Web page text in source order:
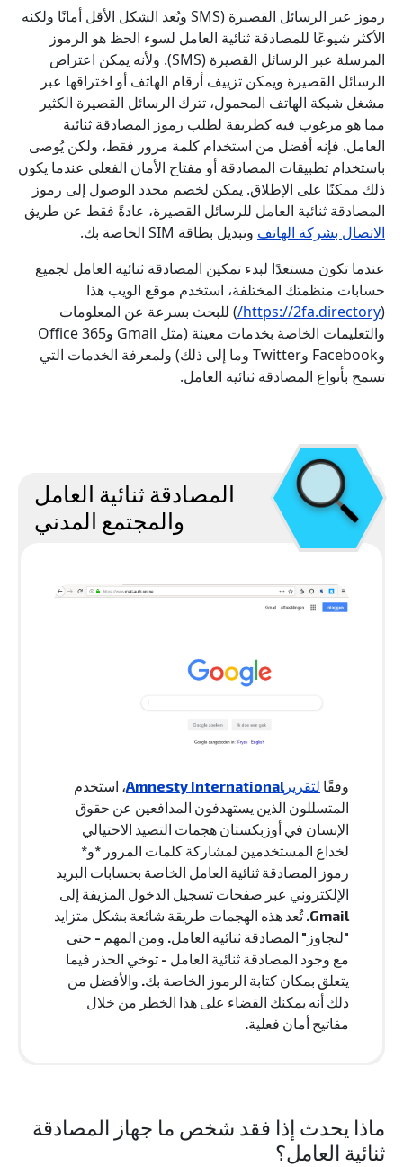
رموز عبر الرسائل القصيرة (SMS ويُعد الشكل الأقل أمانًا ولكنه
الأكثر شيوعًا للمصادقة ثنائية العامل لسوء الحظ هو الرموز
المرسلة عبر الرسائل القصيرة (SMS). ولأنه يمكن اعتراض
الرسائل القصيرة ويمكن تزييف أرقام الهاتف أو اختراقها عبر
مشغل شبكة الهاتف المحمول، تترك الرسائل القصيرة الكثير
مما هو مرغوب فيه كطريقة لطلب رموز المصادقة ثنائية
العامل. فإنه أفضل من استخدام كلمة مرور فقط، ولكن يُوصى
باستخدام تطبيقات المصادقة أو مفتاح الأمان الفعلي عندما يكون
ذلك ممكنًا على الإطلاق. يمكن لخصم محدد الوصول إلى رموز
المصادقة ثنائية العامل للرسائل القصيرة، عادةً فقط عن طريق
الاتصال بشركة الهاتف وتبديل بطاقة SIM الخاصة بك.
عندما تكون مستعدًا لبدء تمكين المصادقة ثنائية العامل لجميع
حسابات منظمتك المختلفة، استخدم موقع الويب هذا
(
https://2fa.directory/ ) للبحث بسرعة عن المعلومات
والتعليمات الخاصة بخدمات معينة (مثل Gmail وOffice 365
وFacebook وTwitter وما إلى ذلك) ولمعرفة الخدمات التي
تسمح بأنواع المصادقة ثنائية العامل.
المصادقة ثنائية العامل
والمجتمع المدني
وفقًا لتقريرAmnesty International
، استخدم
المتسللون الذين يستهدفون المدافعين عن حقوق
الإنسان في أوزبكستان هجمات التصيد الاحتيالي
لخداع المستخدمين لمشاركة كلمات المرور *و*
رموز المصادقة ثنائية العامل الخاصة بحسابات البريد
الإلكتروني عبر صفحات تسجيل الدخول المزيفة إلى
Gmail. تُعد هذه الهجمات طريقة شائعة بشكل متزايد
"لتجاوز" المصادقة ثنائية العامل. ومن المهم - حتى
مع وجود المصادقة ثنائية العامل - توخي الحذر فيما
يتعلق بمكان كتابة الرموز الخاصة بك. والأفضل من
ذلك أنه يمكنك القضاء على هذا الخطر من خلال
مفاتيح أمان فعلية.
ماذا يحدث إذا فقد شخص ما جهاز المصادقة
ثنائية العامل؟